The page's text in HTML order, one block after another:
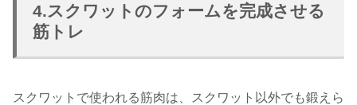
4.スクワットのフォームを完成させる
筋トレ
スクワットで使われる筋肉は、スクワット以外でも鍛えら